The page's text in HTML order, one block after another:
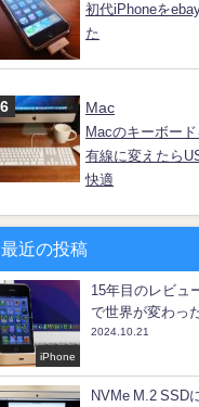
初代iPhoneを
た
Mac
Macのキーボー
有線に変えたら
快適
最近の投稿
iPhone
15年目のレビュ
で世界が変わっ
2024.10.21
NVMe M.2 SSD